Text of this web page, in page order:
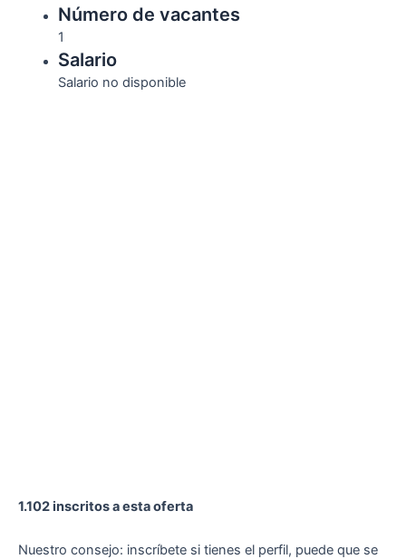
Número de vacantes
1
Salario
Salario no disponible
1.102 inscritos a esta oferta
Nuestro consejo: inscríbete si tienes el perfil, puede que se